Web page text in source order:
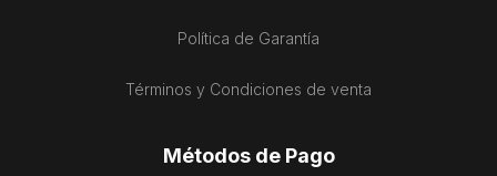
Política de Garantía
Términos y Condiciones de venta
Métodos de Pago